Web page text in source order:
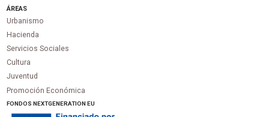
ÁREAS
Urbanismo
Hacienda
Servicios Sociales
Cultura
Juventud
Promoción Económica
FONDOS NEXTGENERATION EU